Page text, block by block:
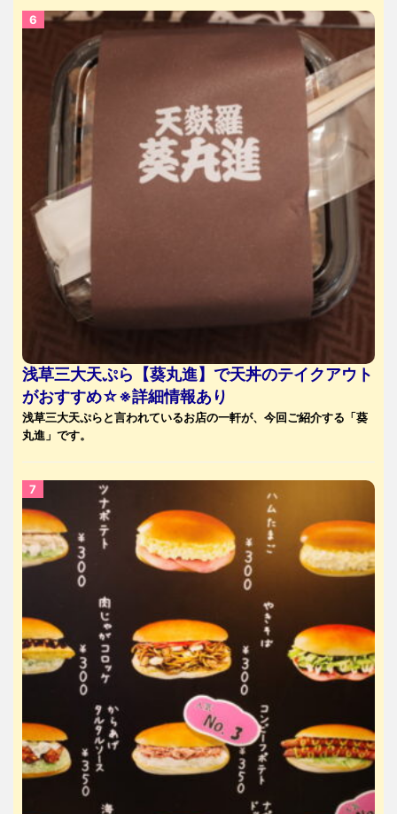
浅草三大天ぷら【葵丸進】で天丼のテイクアウト
がおすすめ☆※詳細情報あり
浅草三大天ぷらと言われているお店の一軒が、今回ご紹介する「葵
丸進」です。